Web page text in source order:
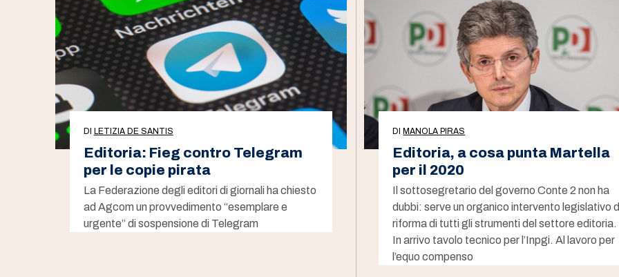
DI LETIZIA DE SANTIS
Editoria: Fieg contro Telegram
per le copie pirata
La Federazione degli editori di giornali ha chiesto
ad Agcom un provvedimento “esemplare e
urgente” di sospensione di Telegram
DI MANOLA PIRAS
Editoria, a cosa punta Martella
per il 2020
Il sottosegretario del governo Conte 2 non ha
dubbi: serve un organico intervento legislativo
riforma di tutti gli strumenti del settore editoria.
In arrivo tavolo tecnico per l’Inpgi. Al lavoro per
l’equo compenso